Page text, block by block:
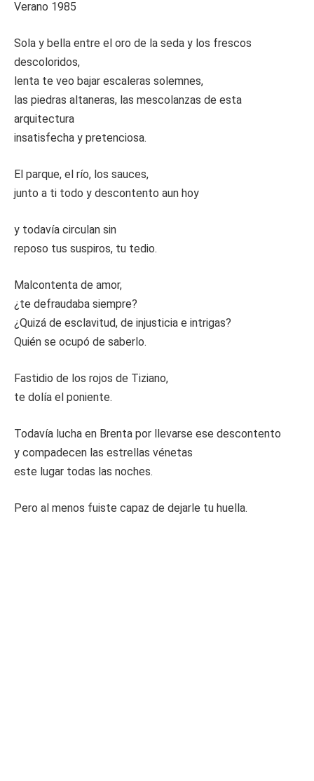
Verano 1985
Sola y bella entre el oro de la seda y los frescos
descoloridos,
lenta te veo bajar escaleras solemnes,
las piedras altaneras, las mescolanzas de esta
arquitectura
insatisfecha y pretenciosa.
El parque, el río, los sauces,
junto a ti todo y descontento aun hoy
y todavía circulan sin
reposo tus suspiros, tu tedio.
Malcontenta de amor,
¿te defraudaba siempre?
¿Quizá de esclavitud, de injusticia e intrigas?
Quién se ocupó de saberlo.
Fastidio de los rojos de Tiziano,
te dolía el poniente.
Todavía lucha en Brenta por llevarse ese descontento
y compadecen las estrellas vénetas
este lugar todas las noches.
Pero al menos fuiste capaz de dejarle tu huella.